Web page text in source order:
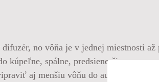
no vôňa je v jednej miestnosti
kúpeľne, spálne, predsiene či
aj menšiu vôňu do auta.